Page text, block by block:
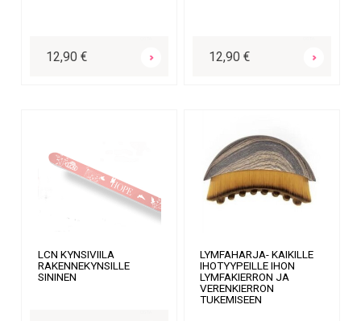
12,90 € 12,90 €
LCN KYNSIVIILA
RAKENNEKYNSILLE
SININEN
LYMFAHARJA- KAIKILLE
IHOTYYPEILLE IHON
LYMFAKIERRON JA
VERENKIERRON
TUKEMISEEN